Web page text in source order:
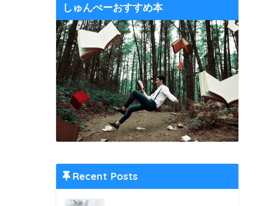
しゅんぺーおすすめ本
Recent Posts